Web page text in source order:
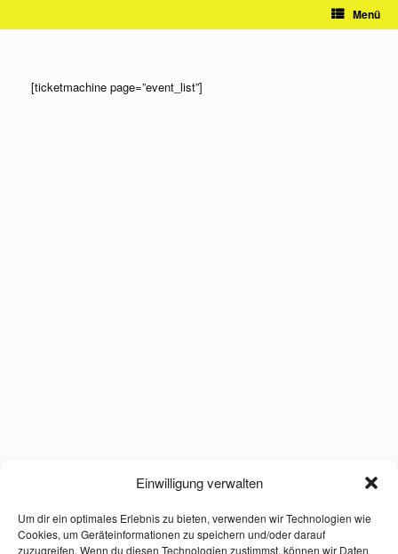
Einwilligung verwalten
Um dir ein optimales Erlebnis zu bieten, verwenden wir Technologien wie
Cookies, um Geräteinformationen zu speichern und/oder darauf
zuzugreifen. Wenn du diesen Technologien zustimmst, können wir Daten
Menü
[ticketmachine page=”event_list”]